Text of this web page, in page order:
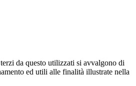
da questo utilizzati si avvalgono di
ed utili alle finalità illustrate nella